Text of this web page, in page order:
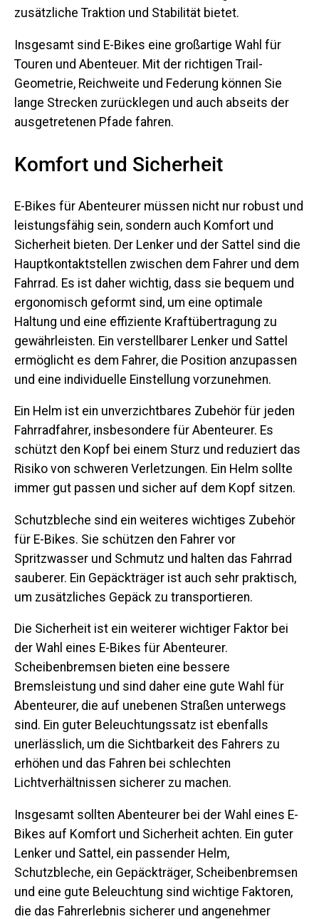
zusätzliche Traktion und Stabilität bietet.
Insgesamt sind E-Bikes eine großartige Wahl für
Touren und Abenteuer. Mit der richtigen Trail-
Geometrie, Reichweite und Federung können Sie
lange Strecken zurücklegen und auch abseits der
ausgetretenen Pfade fahren.
Komfort und Sicherheit
E-Bikes für Abenteurer müssen nicht nur robust und
leistungsfähig sein, sondern auch Komfort und
Sicherheit bieten. Der Lenker und der Sattel sind die
Hauptkontaktstellen zwischen dem Fahrer und dem
Fahrrad. Es ist daher wichtig, dass sie bequem und
ergonomisch geformt sind, um eine optimale
Haltung und eine effiziente Kraftübertragung zu
gewährleisten. Ein verstellbarer Lenker und Sattel
ermöglicht es dem Fahrer, die Position anzupassen
und eine individuelle Einstellung vorzunehmen.
Ein Helm ist ein unverzichtbares Zubehör für jeden
Fahrradfahrer, insbesondere für Abenteurer. Es
schützt den Kopf bei einem Sturz und reduziert das
Risiko von schweren Verletzungen. Ein Helm sollte
immer gut passen und sicher auf dem Kopf sitzen.
Schutzbleche sind ein weiteres wichtiges Zubehör
für E-Bikes. Sie schützen den Fahrer vor
Spritzwasser und Schmutz und halten das Fahrrad
sauberer. Ein Gepäckträger ist auch sehr praktisch,
um zusätzliches Gepäck zu transportieren.
Die Sicherheit ist ein weiterer wichtiger Faktor bei
der Wahl eines E-Bikes für Abenteurer.
Scheibenbremsen bieten eine bessere
Bremsleistung und sind daher eine gute Wahl für
Abenteurer, die auf unebenen Straßen unterwegs
sind. Ein guter Beleuchtungssatz ist ebenfalls
unerlässlich, um die Sichtbarkeit des Fahrers zu
erhöhen und das Fahren bei schlechten
Lichtverhältnissen sicherer zu machen.
Insgesamt sollten Abenteurer bei der Wahl eines E-
Bikes auf Komfort und Sicherheit achten. Ein guter
Lenker und Sattel, ein passender Helm,
Schutzbleche, ein Gepäckträger, Scheibenbremsen
und eine gute Beleuchtung sind wichtige Faktoren,
die das Fahrerlebnis sicherer und angenehmer